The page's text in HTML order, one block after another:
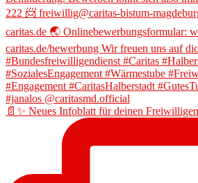
📄✨ Neues Infoblatt für deinen